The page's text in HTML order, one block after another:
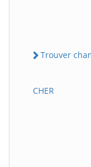
Trouver
CHER